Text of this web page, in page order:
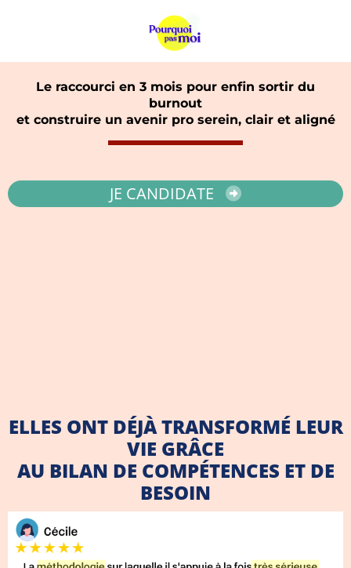
Le raccourci en 3 mois pour enfin sortir du
burnout
et construire un avenir pro serein, clair et aligné
JE CANDIDATE
ELLES ONT DÉJÀ TRANSFORMÉ LEUR
VIE GRÂCE
AU BILAN DE COMPÉTENCES ET DE
BESOIN